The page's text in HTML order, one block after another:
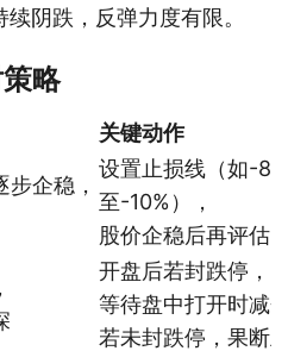
阴跌，反弹力度有限。
略
关键动作
企稳，
设置止损线（如-8%
至-10%），
股价企稳后再评估
开盘后若封跌停，
等待盘中打开时减
若未封跌停，果断